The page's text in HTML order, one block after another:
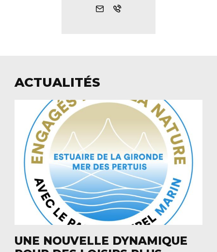
EnvoyerAppeler
ACTUALITÉS
UNE NOUVELLE DYNAMIQUE